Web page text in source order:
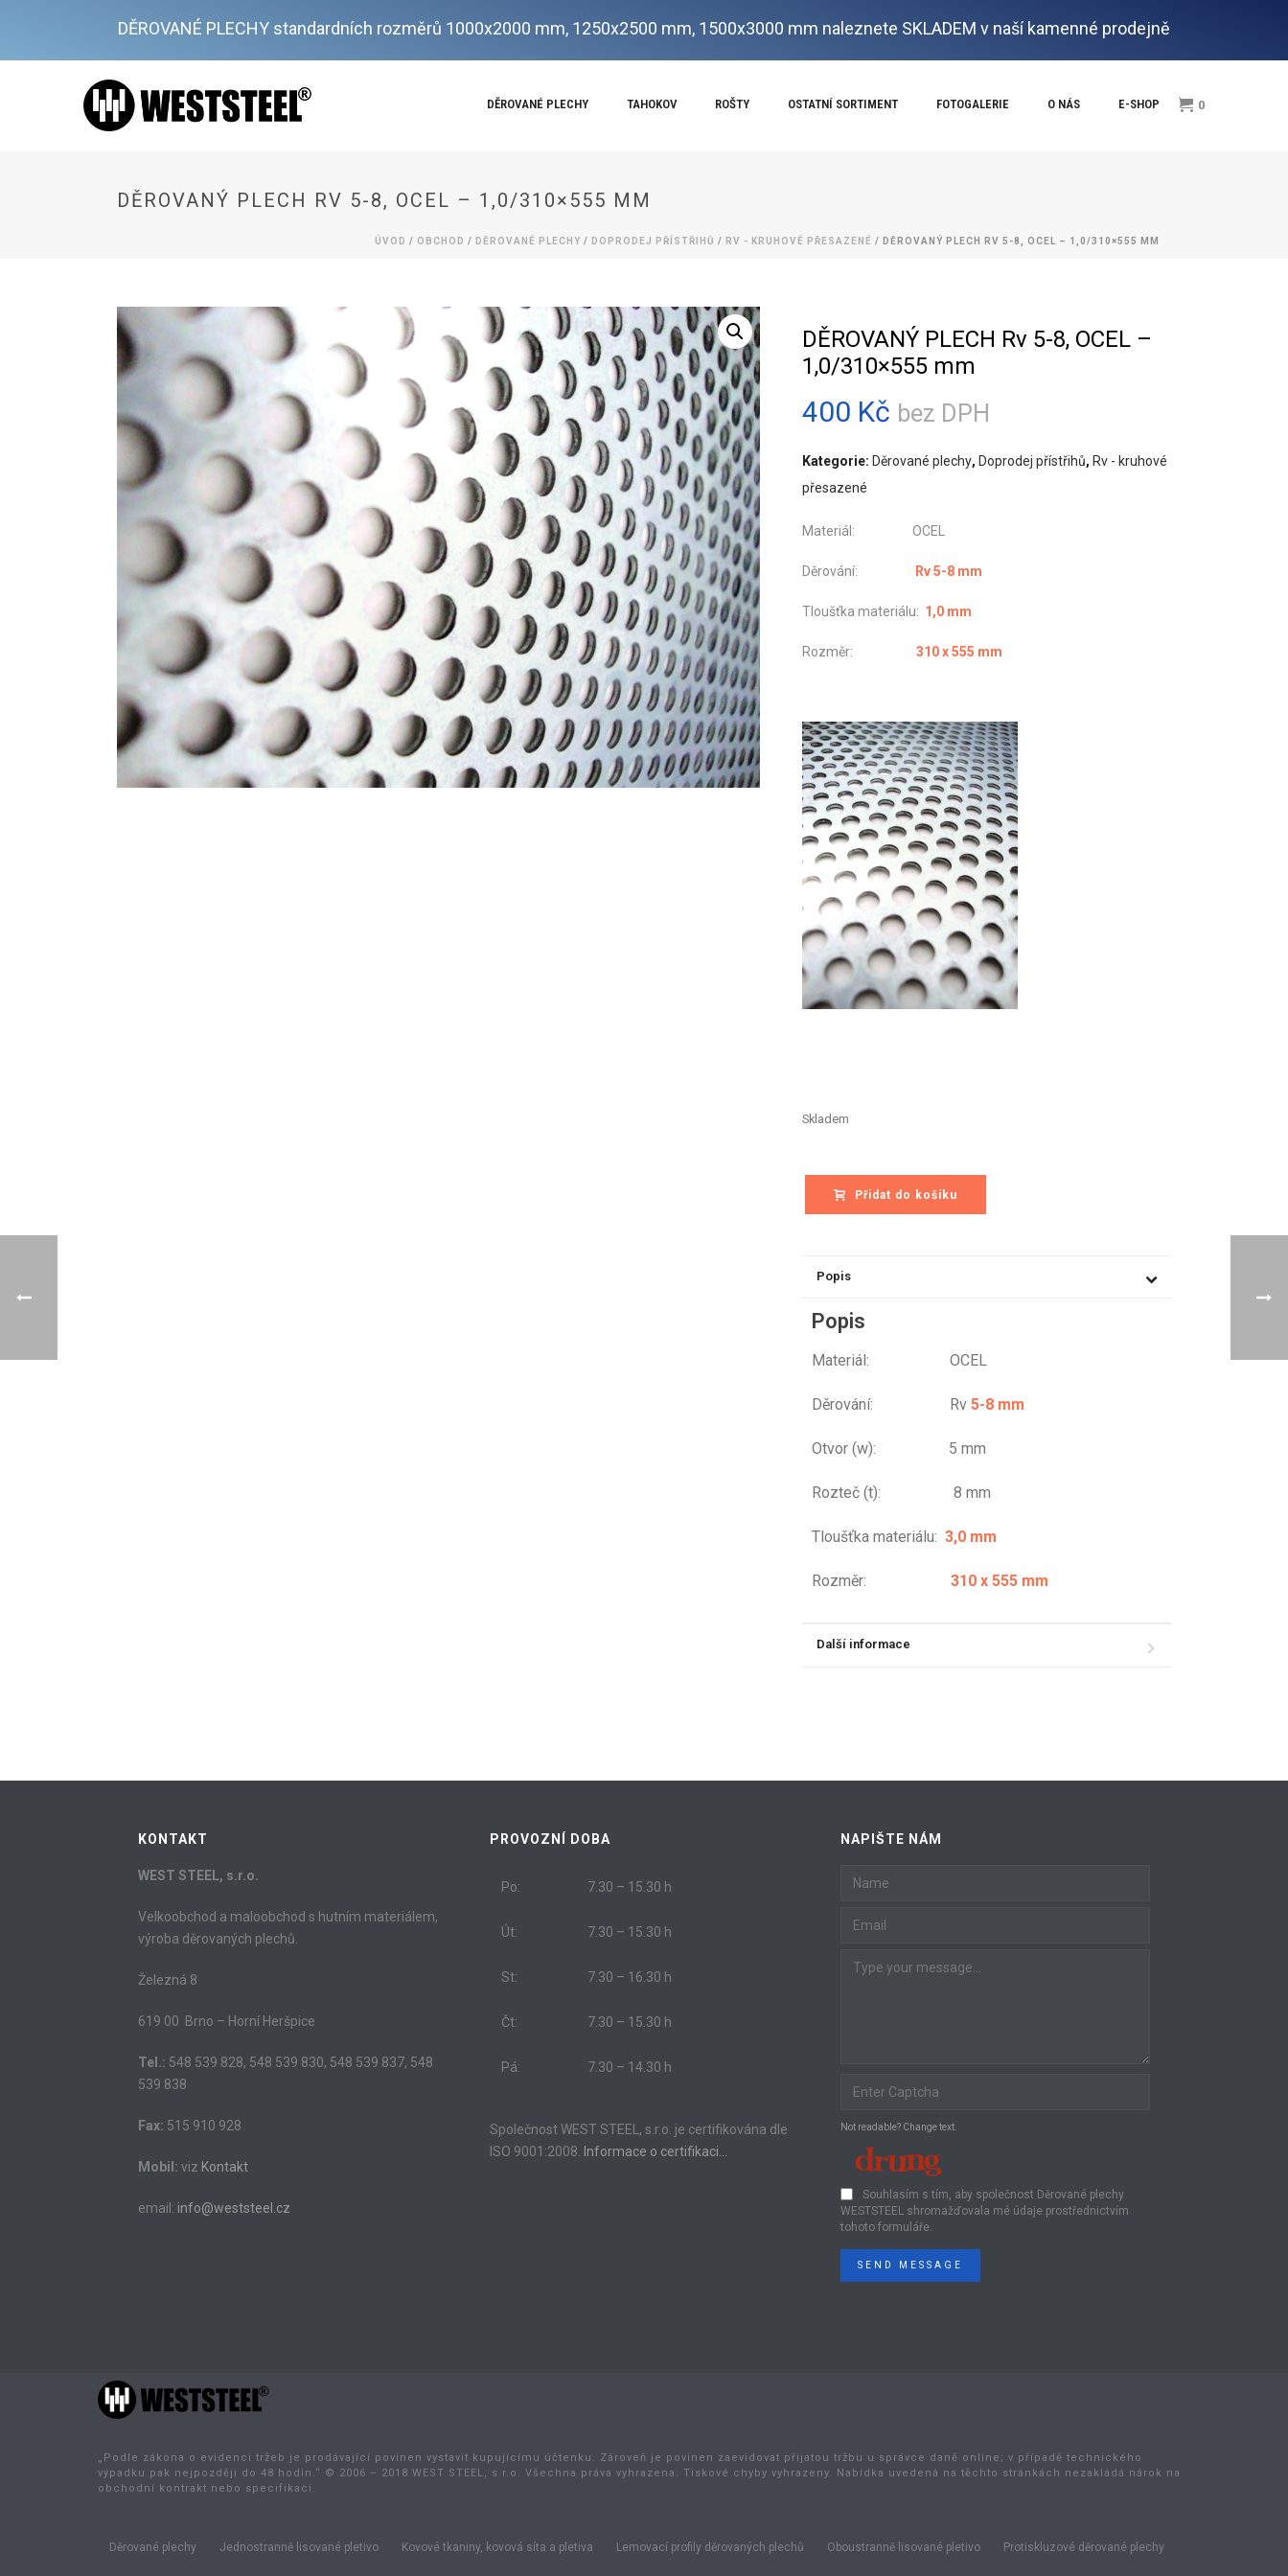
DĚROVANÉ PLECHY standardních rozměrů 1000x2000 mm, 1250x2500 mm, 1500x3000 mm naleznete SKLADEM v naší kamenné prodejně
DĚROVANÉ PLECHY TAHOKOV ROŠTY OSTATNÍ SORTIMENT FOTOGALERIE O NÁS E-SHOP 0
DĚROVANÝ PLECH RV 5-8, OCEL – 1,0/310×555 MM
ÚVOD / OBCHOD / DĚROVANÉ PLECHY / DOPRODEJ PŘÍSTŘIHŮ / RV - KRUHOVÉ PŘESAZENÉ / DĚROVANÝ PLECH RV 5-8, OCEL – 1,0/310×555 MM
DĚROVANÝ PLECH Rv 5-8, OCEL –
1,0/310×555 mm
400 Kč bez DPH
Kategorie: Děrované plechy, Doprodej přístřihů, Rv - kruhové
přesazené
Materiál: OCEL
Děrování: Rv 5-8 mm
Tloušťka materiálu: 1,0 mm
Rozměr: 310 x 555 mm
Skladem
Přidat do košíku
Popis
Popis
Materiál: OCEL
Děrování: Rv 5-8 mm
Otvor (w): 5 mm
Rozteč (t): 8 mm
Tloušťka materiálu: 3,0 mm
Rozměr: 310 x 555 mm
Další informace
KONTAKT
WEST STEEL, s.r.o.
Velkoobchod a maloobchod s hutním materiálem,
výroba děrovaných plechů.
Železná 8
619 00 Brno – Horní Heršpice
Tel.: 548 539 828, 548 539 830, 548 539 837, 548
539 838
Fax: 515 910 928
Mobil: viz Kontakt
email: info@weststeel.cz
PROVOZNÍ DOBA
Po: 7.30 – 15.30 h
Út: 7.30 – 15.30 h
St: 7.30 – 16.30 h
Čt: 7.30 – 15.30 h
Pá: 7.30 – 14.30 h
Společnost WEST STEEL, s.r.o. je certifikována dle
ISO 9001:2008.
Informace o certifikaci…
NAPIŠTE NÁM
Not readable? Change text.
Souhlasím s tím, aby společnost Děrované plechy
WESTSTEEL shromažďovala mé údaje prostřednictvím
tohoto formuláře.
SEND MESSAGE
„Podle zákona o evidenci tržeb je prodávající povinen vystavit kupujícímu účtenku. Zároveň je povinen zaevidovat přijatou tržbu u správce daně online; v případě technického
výpadku pak nejpozději do 48 hodin.“ © 2006 – 2018 WEST STEEL, s.r.o. Všechna práva vyhrazena. Tiskové chyby vyhrazeny. Nabídka uvedená na těchto stránkách nezakládá nárok na
obchodní kontrakt nebo specifikaci.
Děrované plechy Jednostranně lisované pletivo Kovové tkaniny, kovová síta a pletiva Lemovací profily děrovaných plechů Oboustranně lisované pletivo Protiskluzové děrované plechy